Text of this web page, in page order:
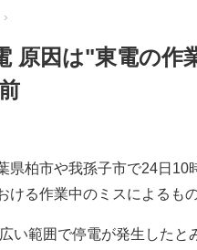
原因は"東電の作
県柏市や我孫子市で24日10
る作業中のミスによるも
い範囲で停電が発生したと